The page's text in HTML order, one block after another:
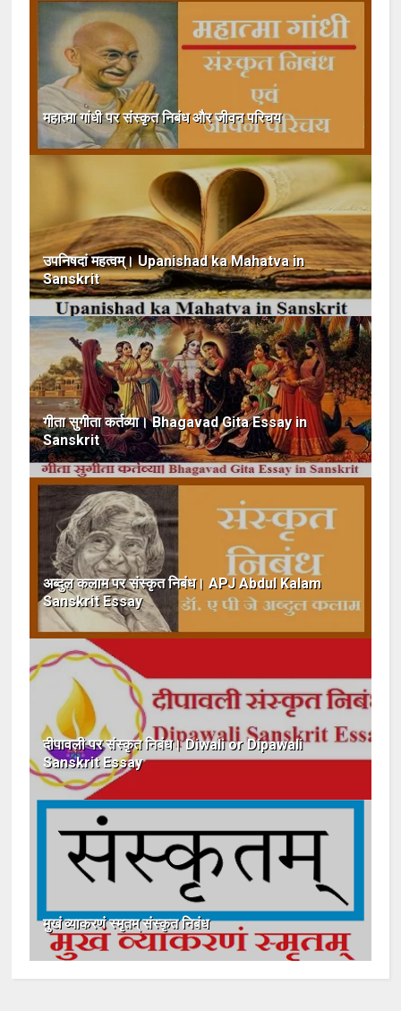
महात्मा गांधी पर संस्कृत निबंध और जीवन परिचय
उपनिषदां महत्वम्। Upanishad ka Mahatva in
Sanskrit
गीता सुगीता कर्तव्या। Bhagavad Gita Essay in
Sanskrit
अब्दुल कलाम पर संस्कृत निबंध। APJ Abdul Kalam
Sanskrit Essay
दीपावली पर संस्कृत निबंध। Diwali or Dipawali
Sanskrit Essay
मुखं व्याकरणं स्मृतम् संस्कृत निबंध